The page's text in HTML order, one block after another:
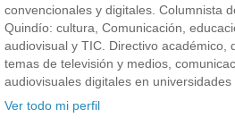
convencionales y digitales. Columnista
Quindío: cultura, Comunicación,
audiovisual y TIC. Directivo académico,
temas de televisión y medios,
audiovisuales digitales en universidades
Ver todo mi perfil